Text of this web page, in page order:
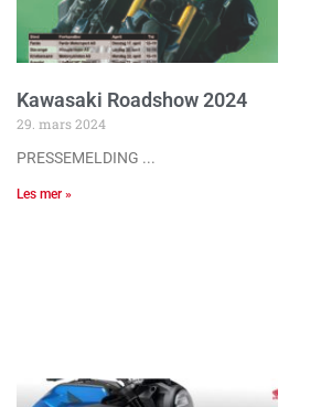
Kawasaki Roadshow 2024
29. mars 2024
PRESSEMELDING
Les mer »